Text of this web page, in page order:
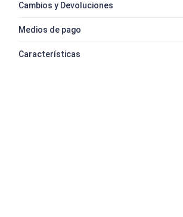
Cambios y Devoluciones
Medios de pago
Características